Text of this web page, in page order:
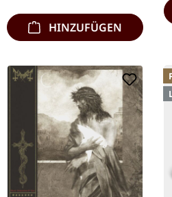
HINZUFÜGEN